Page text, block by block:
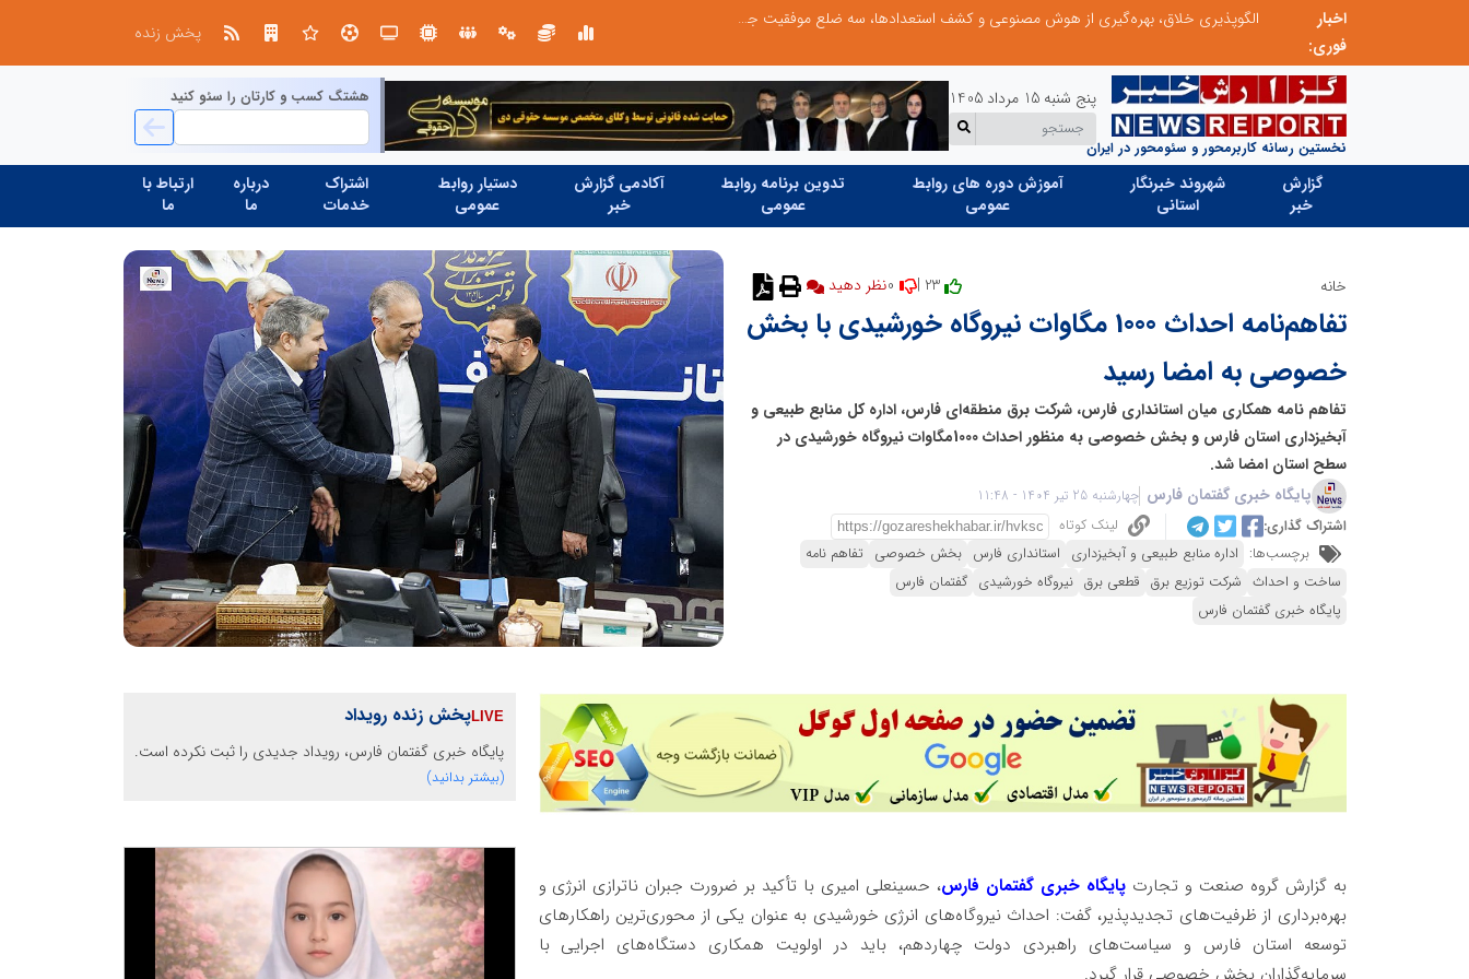
اخبار
فوری:
الگوپذیری خلاق، بهره‌گیری از هوش مصنوعی و کشف استعدادها، سه ضلع موفقیت جوانان کارآفرین
پخش زنده
نخستین رسانه کاربرمحور و سئومحور در ایران
پنج شنبه 15 مرداد 1405 هشتگ کسب و کارتان را سئو کنید
گزارش
خبر
شهروند خبرنگار
استانی
آموزش دوره های روابط
عمومی
تدوین برنامه روابط
عمومی
آکادمی گزارش
خبر
دستیار روابط
عمومی
اشتراک
خدمات
درباره
ما
ارتباط با
ما
خانه 23 | نظر دهید
تفاهم‌نامه احداث 1000 مگاوات نیروگاه خورشیدی با بخش
خصوصی به امضا رسید
تفاهم نامه همکاری میان استانداری فارس، شرکت برق منطقه‌ای فارس، اداره کل منابع طبیعی و
آبخیزداری استان فارس و بخش خصوصی به منظور احداث 1000مگاوات نیروگاه خورشیدی در
سطح استان امضا شد.
پایگاه خبری گفتمان فارس چهارشنبه 25 تیر 1404 - 11:48
اشتراک گذاری:
لینک کوتاه
برچسب‌ها: اداره منابع طبیعی و آبخیزداری استانداری فارس بخش خصوصی تفاهم نامه
ساخت و احداث شرکت توزیع برق قطعی برق نیروگاه خورشیدی گفتمان فارس
پایگاه خبری گفتمان فارس
به گزارش گروه صنعت و تجارت پایگاه خبری گفتمان فارس، حسینعلی امیری با تأکید بر ضرورت جبران ناترازی انرژی و
بهره‌برداری از ظرفیت‌های تجدیدپذیر، گفت: احداث نیروگاه‌های انرژی خورشیدی به عنوان یکی از محوری‌ترین راهکارهای
توسعه استان فارس و سیاست‌های راهبردی دولت چهاردهم، باید در اولویت همکاری دستگاه‌های اجرایی با
پخش زنده رویداد
پایگاه خبری گفتمان فارس، رویداد جدیدی را ثبت نکرده است.
(بیشتر بدانید)